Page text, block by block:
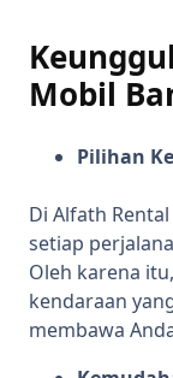
Mobil
Pilihan
Di Alfath
setiap
Oleh karena
kendaraan
membawa